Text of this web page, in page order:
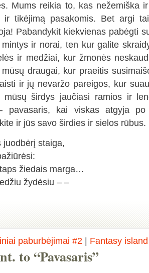
Mums reikia to, kas nežemiška
ir tikėjimą pasakomis. Bet argi
Pabandykit kiekvienas pabėgti
ir norai, ten kur galite
ir medžiai, kur žmonės
draugai, kur praeitis
ir jų nevaržo pareigos, kur
mūsų širdys jaučiasi ramios ir
pavasaris, kai viskas atgyja
ir jūs savo širdies ir sielos rūbus.
juodbėrį staiga,
žiedais marga…
žydėsiu – –
paburbėjimai #2 Fantasy island
to “Pavasaris”